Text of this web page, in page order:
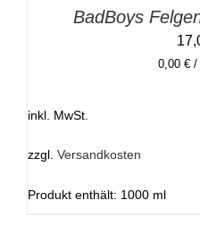
BadBoys
0,00 € /
inkl. MwSt.
zzgl. Versandkosten
Produkt enthält: 1000 ml